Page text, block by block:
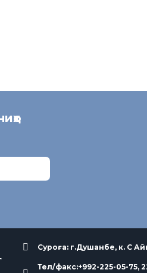
Суроға: г.Душанбе, к. С
Тел/факс:+992-225-05-75,